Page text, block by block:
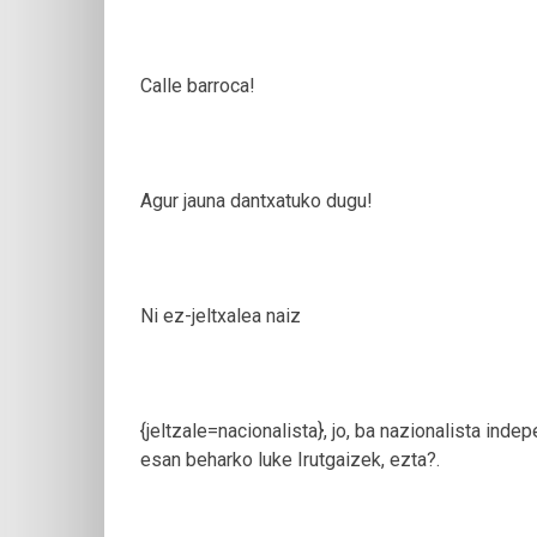
Calle barroca!
Agur jauna dantxatuko dugu!
Ni ez-jeltxalea naiz
{jeltzale=nacionalista}, jo, ba nazionalista
esan beharko luke Irutgaizek, ezta?.